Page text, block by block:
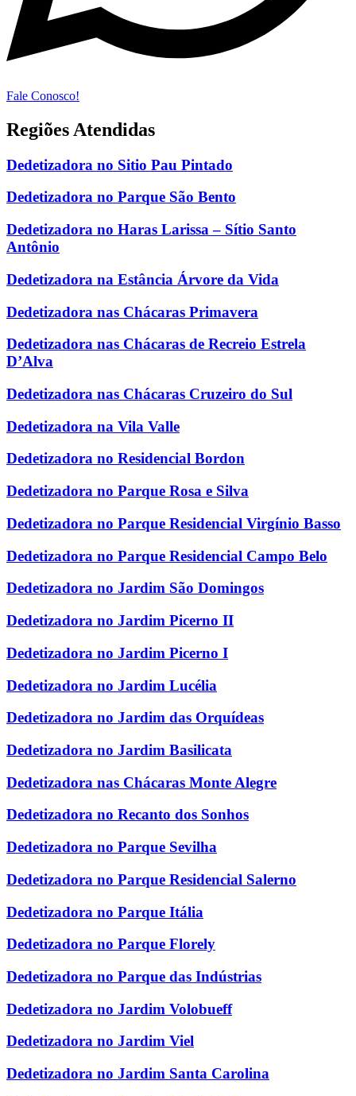
Fale Conosco!
Regiões Atendidas
Dedetizadora no Sitio Pau Pintado
Dedetizadora no Parque São Bento
Dedetizadora no Haras Larissa – Sítio Santo
Antônio
Dedetizadora na Estância Árvore da Vida
Dedetizadora nas Chácaras Primavera
Dedetizadora nas Chácaras de Recreio Estrela
D’Alva
Dedetizadora nas Chácaras Cruzeiro do Sul
Dedetizadora na Vila Valle
Dedetizadora no Residencial Bordon
Dedetizadora no Parque Rosa e Silva
Dedetizadora no Parque Residencial Virgínio Basso
Dedetizadora no Parque Residencial Campo Belo
Dedetizadora no Jardim São Domingos
Dedetizadora no Jardim Picerno II
Dedetizadora no Jardim Picerno I
Dedetizadora no Jardim Lucélia
Dedetizadora no Jardim das Orquídeas
Dedetizadora no Jardim Basilicata
Dedetizadora nas Chácaras Monte Alegre
Dedetizadora no Recanto dos Sonhos
Dedetizadora no Parque Sevilha
Dedetizadora no Parque Residencial Salerno
Dedetizadora no Parque Itália
Dedetizadora no Parque Florely
Dedetizadora no Parque das Indústrias
Dedetizadora no Jardim Volobueff
Dedetizadora no Jardim Viel
Dedetizadora no Jardim Santa Carolina